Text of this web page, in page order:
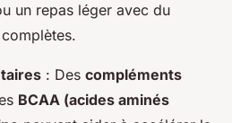
un repas léger avec du
: Des compléments
BCAA (acides aminés